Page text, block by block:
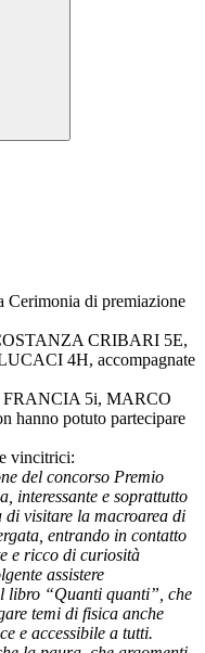
Cerimonia di premiazione
CRIBARI 5E,
4H, accompagnate
FRANCIA 5i, MARCO
hanno potuto partecipare
vincitrici:
del concorso Premio
interessante e soprattutto
visitare la macroarea di
entrando in contatto
e ricco di curiosità
assistere
libro “Quanti quanti”, che
temi di fisica anche
e accessibile a tutti.